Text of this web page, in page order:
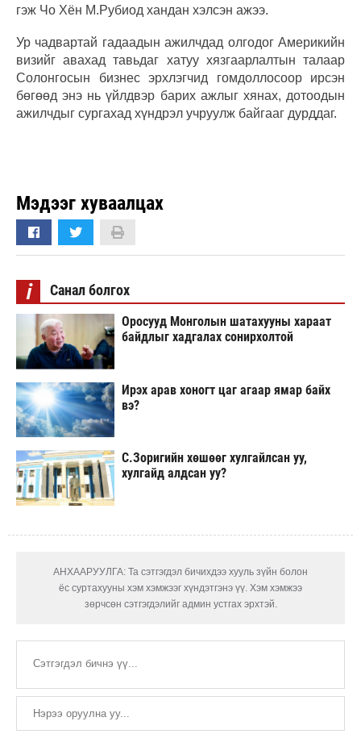
гэж Чо Хён М.Рубиод хандан хэлсэн ажээ.
Ур чадвартай гадаадын ажилчдад олгодог Америкийн
визийг авахад тавьдаг хатуу хязгаарлалтын талаар
Солонгосын бизнес эрхлэгчид гомдоллосоор ирсэн
бөгөөд энэ нь үйлдвэр барих ажлыг хянах, дотоодын
ажилчдыг сургахад хүндрэл учруулж байгааг дурддаг.
Мэдээг хуваалцах
i Санал болгох
Оросууд Монголын шатахууны хараат
байдлыг хадгалах сонирхолтой
Ирэх арав хоногт цаг агаар ямар байх
вэ?
С.Зоригийн хөшөөг хулгайлсан уу,
хулгайд алдсан уу?
АНХААРУУЛГА: Та сэтгэгдэл бичихдээ хууль зүйн болон
ёс суртахууны хэм хэмжээг хүндэтгэнэ үү. Хэм хэмжээ
зөрчсөн сэтгэгдэлийг админ устгах эрхтэй.